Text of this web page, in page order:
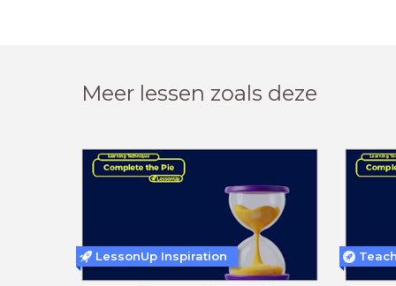
Meer lessen zoals deze
LessonUp Inspiration